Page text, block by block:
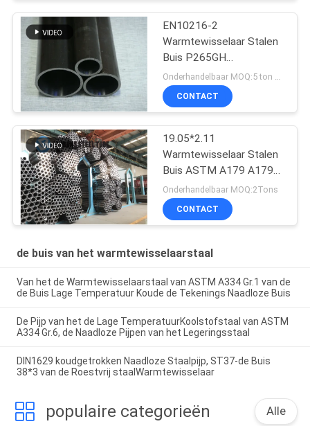
EN10216-2
Warmtewisselaar Stalen
Buis P265GH
Koudtrekken
CONTACT
19.05*2.11
Warmtewisselaar Stalen
Buis ASTM A179 A179M
19
Onderhandelbaar MOQ:2Tons
CONTACT
de buis van het warmtewisselaarstaal
Van het de Warmtewisselaarstaal van ASTM A334 Gr.1 van de
de Buis Lage Temperatuur Koude de Tekenings Naadloze Buis
De Pijp van het de Lage TemperatuurKoolstofstaal van ASTM
A334 Gr.6, de Naadloze Pijpen van het Legeringsstaal
DIN1629 koudgetrokken Naadloze Staalpijp, ST37-de Buis
38*3 van de Roestvrij staalWarmtewisselaar
populaire categorieën Alle